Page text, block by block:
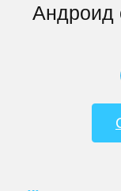
Андроид
Sitemap